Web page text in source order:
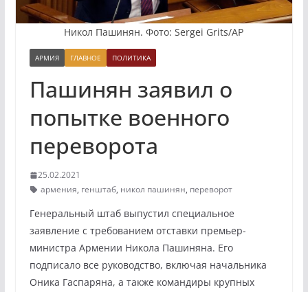
Никол Пашинян. Фото: Sergei Grits/AP
АРМИЯ ГЛАВНОЕ ПОЛИТИКА
Пашинян заявил о
попытке военного
переворота
25.02.2021
армения, генштаб, никол пашинян, переворот
Генеральный штаб выпустил специальное
заявление с требованием отставки премьер-
министра Армении Никола Пашиняна. Его
подписало все руководство, включая начальника
Оника Гаспаряна, а также командиры крупных